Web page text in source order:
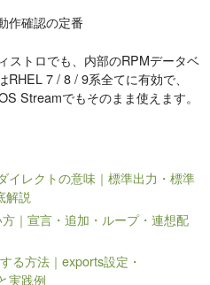
作確認の定番
ストロでも、内部のRPMデータベ
7 / 8 / 9系全てに有効で、
Streamでもそのまま使えます。
イレクトの意味｜標準出力・標準
解説
｜宣言・追加・ループ・連想配
る方法｜exports設定・
実践例